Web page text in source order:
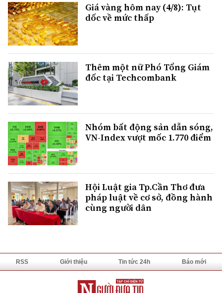
Giá vàng hôm nay (4/8): Tụt
dốc về mức thấp
Thêm một nữ Phó Tổng Giám
đốc tại Techcombank
Nhóm bất động sản dẫn sóng,
VN-Index vượt mốc 1.770 điểm
Hội Luật gia Tp.Cần Thơ đưa
pháp luật về cơ sở, đồng hành
cùng người dân
RSS Giới thiệu Tin tức 24h Báo mới